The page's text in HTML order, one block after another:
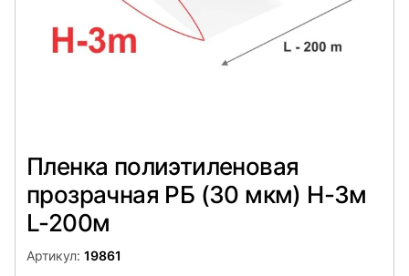
Пленка полиэтиленовая
прозрачная РБ (30 мкм) Н-3м
L-200м
Артикул: 19861